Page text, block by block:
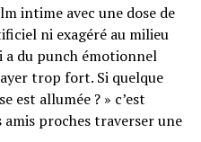
intime avec une dose de
ni exagéré au milieu
a du punch émotionnel
trop fort. Si quelque
est allumée ? » c’est
amis proches traverser une